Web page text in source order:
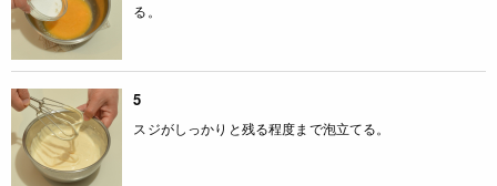
る。
5
スジがしっかりと残る程度まで泡立てる。